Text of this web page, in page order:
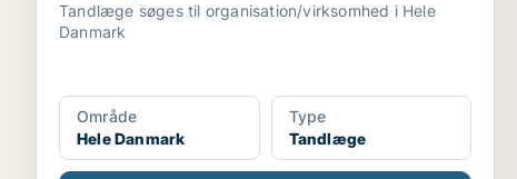
Tandlæge søges til organisation/virksomhed i Hele
Danmark
Område
Hele Danmark
Type
Tandlæge